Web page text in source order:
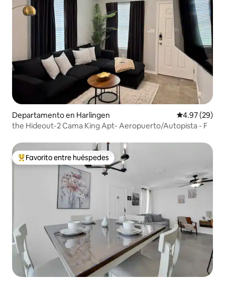
Departamento en Harlingen Calificación
4.97 (29)
the Hideout-2 Cama King Apt- Aeropuerto/Autopista - F
De los mejores en Favorito entre huéspedes
Favorito entre huéspedes